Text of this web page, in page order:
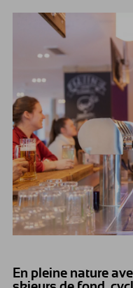
En pleine nature